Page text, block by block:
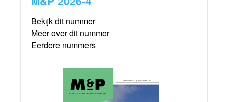
Bekijk dit nummer
Meer over dit nummer
Eerdere nummers